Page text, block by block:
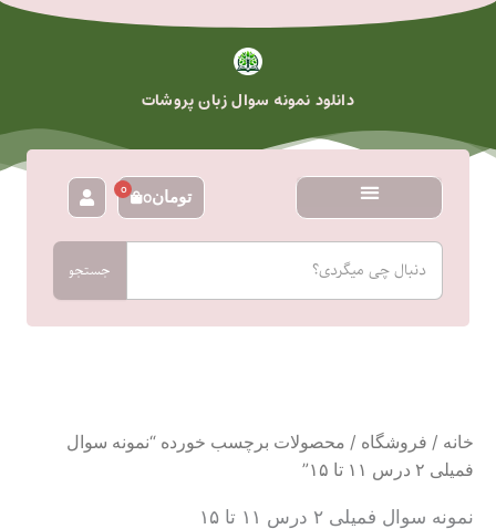
پرش
دانلود نمونه سوال زبان پروشات
تومان0
0سبد
خرید
جستجو
جستجو
خانه / فروشگاه / محصولات برچسب خورده “نمونه سوال
فمیلی ۲ درس ۱۱ تا ۱۵”
نمونه سوال فمیلی ۲ درس ۱۱ تا ۱۵